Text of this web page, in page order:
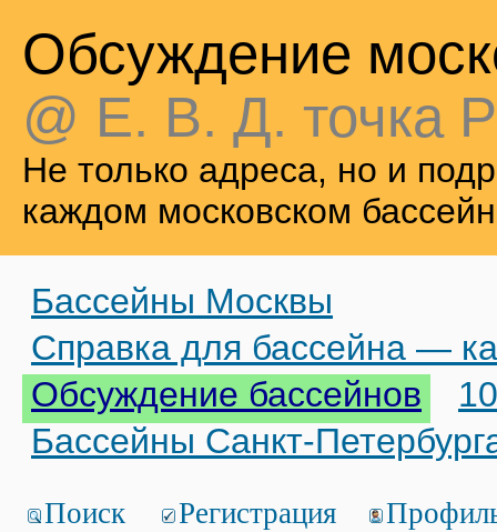
Обсуждение
@ Е. В. Д. точка
Не только адреса, но и
каждом московском
Бассейны Москвы
Справка для бассейна —
Обсуждение бассейнов
Бассейны Санкт-
Поиск Регистрация